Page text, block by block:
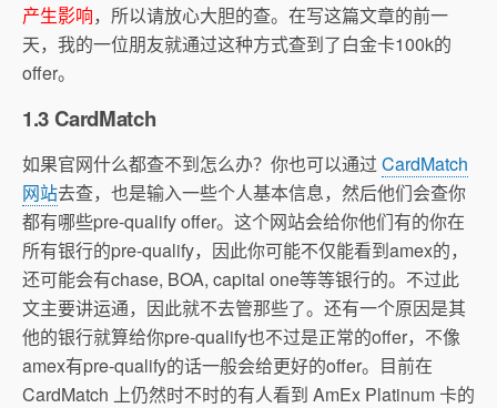
产生影响，所以请放心大胆的查。在写这篇文章的前一
天，我的一位朋友就通过这种方式查到了白金卡100k的
offer。
1.3 CardMatch
如果官网什么都查不到怎么办？你也可以通过 CardMatch
网站去查，也是输入一些个人基本信息，然后他们会查你
都有哪些pre-qualify offer。这个网站会给你他们有的你在
所有银行的pre-qualify，因此你可能不仅能看到amex的，
还可能会有chase, BOA, capital one等等银行的。不过此
文主要讲运通，因此就不去管那些了。还有一个原因是其
他的银行就算给你pre-qualify也不过是正常的offer，不像
amex有pre-qualify的话一般会给更好的offer。目前在
CardMatch 上仍然时不时的有人看到 AmEx Platinum 卡的